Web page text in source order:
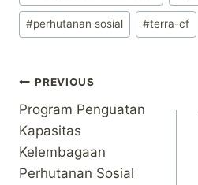
#perhutanan sosial #terra-cf
Post
navigation
PREVIOUS
Program Penguatan
Kapasitas
Kelembagaan
Perhutanan Sosial